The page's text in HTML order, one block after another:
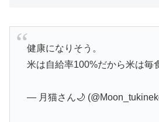
健康になりそう。
米は自給率100%だから米は毎
— 月猫さん🌙